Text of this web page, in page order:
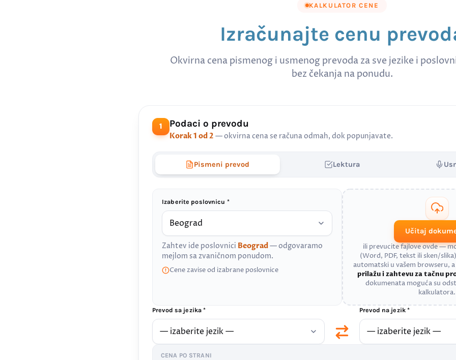
KALKULATOR CENE
Izračunajte cenu
Okvirna cena pismenog i usmenog prevoda za sve jezike i
bez čekanja na ponudu.
1 Podaci o prevodu
Korak 1 od 2 — okvirna cena se računa odmah, dok popunjavate.
Pismeni prevod Lektura
Izaberite poslovnicu *
Zahtev ide poslovnici Beograd— odgovaramo
mejlom sa zvaničnom ponudom.
Cene zavise od izabrane poslovnice
Učitaj
ili prevucite fajlove ovde —
(Word, PDF, tekst ili sken/
automatski u vašem browseru, a
prilažu i zahtevu za tačnu
dokumenata moguća su
kalkulatora.
Prevod sa jezika * Prevod na jezik *
CENA PO STRANI